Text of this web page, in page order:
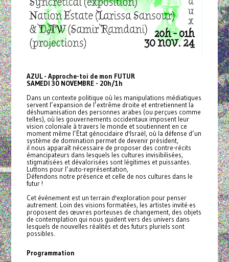
AZUL - Approche-toi de mon FUTUR
SAMEDI 30 NOVEMBRE - 20h/1h
Dans un contexte politique où les manipulations médiatiques
servent l’expansion de l’extrême droite et entretiennent la
déshumanisation des personnes arabes (ou perçues comme
telles), où les gouvernements occidentaux imposent leur
vision coloniale à travers le monde et soutiennent en ce
moment même l’État génocidaire d'Israël, où la défense d’un
système de domination permet de devenir président,
il nous apparaît nécessaire de proposer des contre-récits
émancipateurs dans lesquels les cultures invisibilisées,
stigmatisées et dévalorisées sont légitimes et puissantes.
Luttons pour l’auto-représentation,
Défendons notre présence et celle de nos cultures dans le
futur !
Cet événement est un terrain d'exploration pour penser
autrement. Loin des visions formatées, les artistes invité·es
proposent des œuvres porteuses de changement, des objets
de contemplation qui nous guident vers des univers dans
lesquels de nouvelles réalités et des futurs pluriels sont
possibles.
Programmation